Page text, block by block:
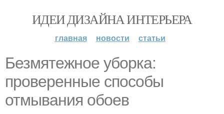
ИДЕИ ДИЗАЙНА ИНТЕРЬЕРА
главная новости статьи
Безмятежное уборка:
проверенные способы
отмывания обоев